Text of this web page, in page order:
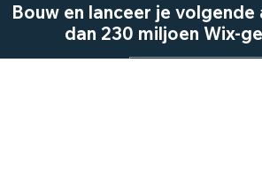
Bouw en lanceer je
dan 230 miljoen Wix-